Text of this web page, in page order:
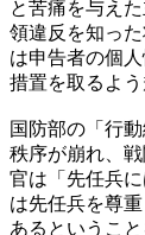
と苦痛を与え
領違反を知っ
は申告者の個
措置を取るよう
国防部の「行
秩序が崩れ、
官は「先任兵
は先任兵を尊
あるというこ